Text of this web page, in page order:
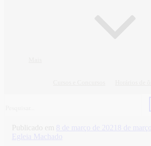
Publicado em 8 de março de 2021 8 de
Egleia Machado